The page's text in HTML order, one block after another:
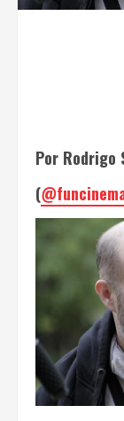
Por Rodrigo
(